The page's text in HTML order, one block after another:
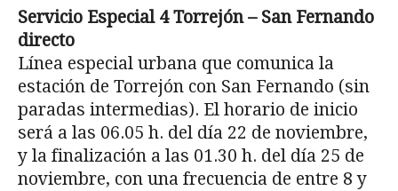
Servicio Especial 4 Torrejón – San Fernando
directo
Línea especial urbana que comunica la
estación de Torrejón con San Fernando (sin
paradas intermedias). El horario de inicio
será a las 06.05 h. del día 22 de noviembre,
y la finalización a las 01.30 h. del día 25 de
noviembre, con una frecuencia de entre 8 y